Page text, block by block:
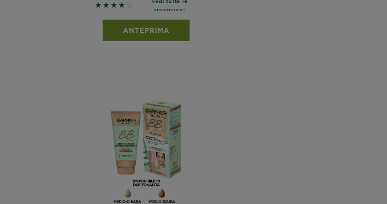
4 out of 5 stars based on reviews
recensioni
ANTEPRIMA